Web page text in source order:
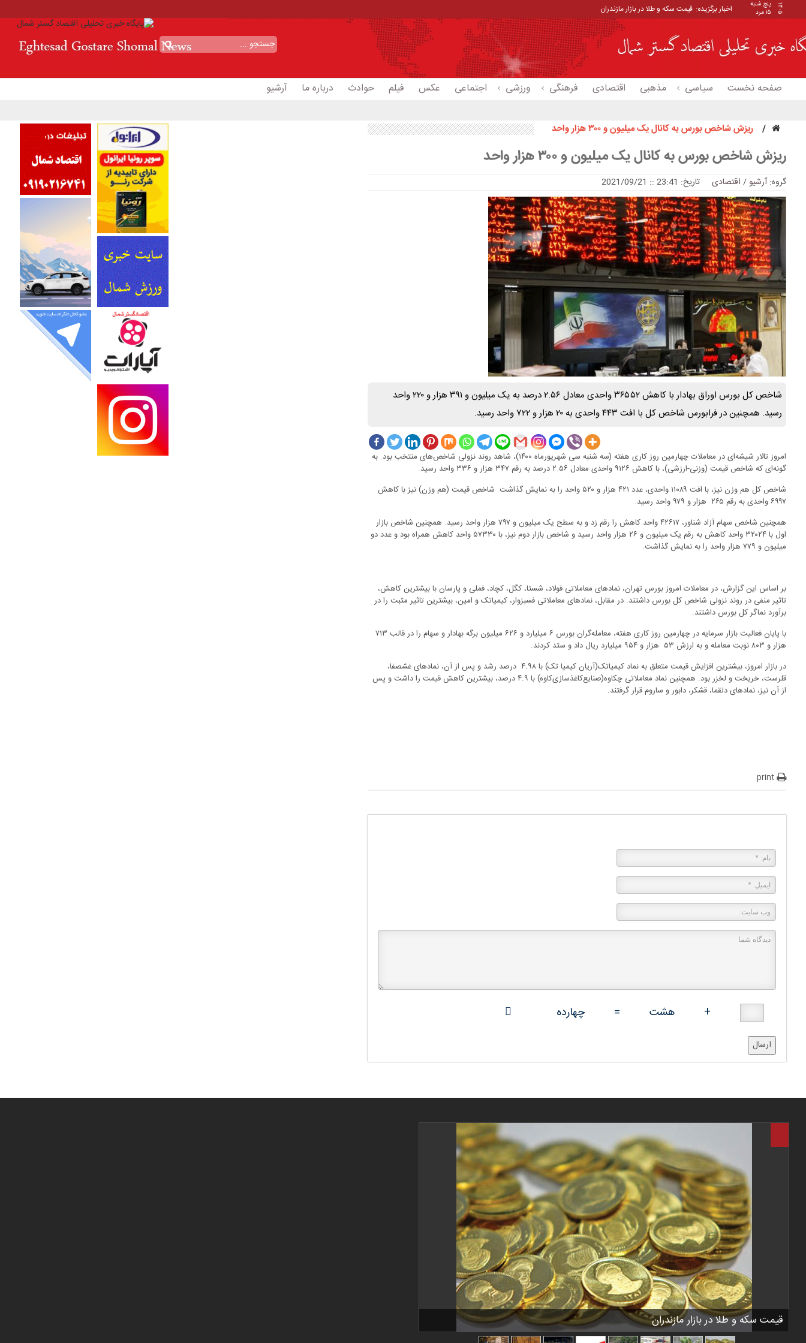
۱۴۰۵
پنج شنبه
۱۵ مرد
اخبار برگزیده: قیمت سکه و طلا در بازار مازندران
صفحه نخست سیاسی مذهبی اقتصادی فرهنگی ورزشی اجتماعی عکس فیلم حوادث درباره ما آرشیو
ریزش شاخص بورس به کانال یک میلیون و ۳۰۰ هزار واحد
ریزش شاخص بورس به کانال یک میلیون و ۳۰۰ هزار واحد
گروه:آرشیو/ اقتصادی تاریخ: 23:41 :: 2021/09/21
شاخص کل بورس اوراق بهادار با کاهش ۳۶۵۵۲ واحدی معادل ۲.۵۶ درصد به یک میلیون و ۳۹۱ هزار و ۲۲۰ واحد
رسید. همچنین در فرابورس شاخص کل با افت ۴۴۳ واحدی به ۲۰ هزار و ۷۲۲ واحد رسید.
امروز تالار شیشه‌ای در معاملات چهارمین روز کاری هفته (سه شنبه سی شهریورماه ۱۴۰۰)، شاهد روند نزولی شاخص‌های منتخب بود. به
گونه‌ای که شاخص قیمت (وزنی-ارزشی)، با کاهش ۹۱۲۶ واحدی معادل ۲.۵۶ درصد به رقم ۳۴۷ هزار و ۳۳۶ واحد رسید.
شاخص کل هم وزن نیز، با افت ۱۱۰۸۹ واحدی، عدد ۴۲۱ هزار و ۵۲۰ واحد را به نمایش گذاشت. شاخص قیمت (هم وزن) نیز با کاهش
۶۹۹۷ واحدی به رقم ۲۶۵ هزار و ۹۷۹ واحد رسید.
همچنین شاخص سهام آزاد شناور، ۴۲۶۱۷ واحد کاهش را رقم زد و به سطح یک میلیون و ۷۹۷ هزار واحد رسید. همچنین شاخص بازار
اول با ۳۲۰۲۴ واحد کاهش به رقم یک میلیون و ۲۶ هزار واحد رسید و شاخص بازار دوم نیز، با ۵۷۳۳۰ واحد کاهش همراه بود و عدد دو
میلیون و ۷۷۹ هزار واحد را به نمایش گذاشت.
بر اساس این گزارش، در معاملات امروز بورس تهران، نمادهای معاملاتی فولاد، شستا، کگل، کچاد، فملی و پارسان با بیشترین کاهش،
تاثیر منفی در روند نزولی شاخص کل بورس داشتند. در مقابل، نمادهای معاملاتی فسبزوار، کیمیاتک و امین، بیشترین تاثیر مثبت را در
برآورد نماگر کل بورس داشتند.
با پایان فعالیت بازار سرمایه در چهارمین روز کاری هفته، معامله‌گران بورس ۶ میلیارد و ۶۲۶ میلیون برگه بهادار و سهام را در قالب ۷۱۳
هزار و ۸۰۳ نوبت معامله و به ارزش ۵۳ هزار و ۹۵۴ میلیارد ریال داد و ستد کردند.
در بازار امروز، بیشترین افزایش قیمت متعلق به نماد کیمیاتک(آریان کیمیا تک) با ۴.۹۸ درصد رشد و پس از آن، نمادهای غشصفا،
قلرست، خریخت و لخزر بود. همچنین نماد معاملاتی چکاوه(صنایع‌کاغذسازی‌کاوه‌) با ۴.۹ درصد، بیشترین کاهش قیمت را داشت و پس
از آن نیز، نمادهای دلقما، قشکر، دابور و ساروم قرار گرفتند.
print
+ هشت = چهارده
ارسال
قیمت سکه و طلا در بازار مازندران